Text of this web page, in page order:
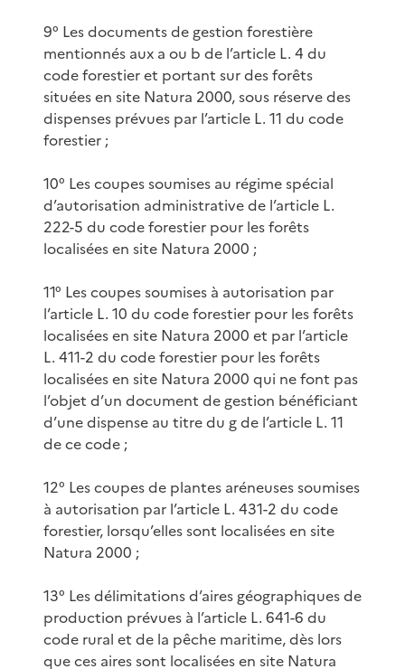
9° Les documents de gestion forestière
mentionnés aux a ou b de l’article L. 4 du
code forestier et portant sur des forêts
situées en site Natura 2000, sous réserve des
dispenses prévues par l’article L. 11 du code
forestier ;
10° Les coupes soumises au régime spécial
d’autorisation administrative de l’article L.
222-5 du code forestier pour les forêts
localisées en site Natura 2000 ;
11° Les coupes soumises à autorisation par
l’article L. 10 du code forestier pour les forêts
localisées en site Natura 2000 et par l’article
L. 411-2 du code forestier pour les forêts
localisées en site Natura 2000 qui ne font pas
l’objet d’un document de gestion bénéficiant
d’une dispense au titre du g de l’article L. 11
de ce code ;
12° Les coupes de plantes aréneuses soumises
à autorisation par l’article L. 431-2 du code
forestier, lorsqu’elles sont localisées en site
Natura 2000 ;
13° Les délimitations d’aires géographiques de
production prévues à l’article L. 641-6 du
code rural et de la pêche maritime, dès lors
que ces aires sont localisées en site Natura